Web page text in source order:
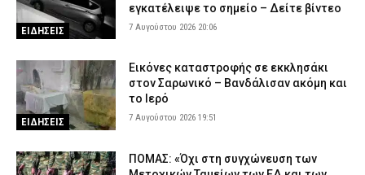
ΕΙΔΗΣΕΙΣ
εγκατέλειψε το σημείο – Δείτε βίντεο
7 Αυγούστου 2026 20:06
ΕΙΔΗΣΕΙΣ
Εικόνες καταστροφής σε εκκλησάκι
στον Σαρωνικό – Βανδάλισαν ακόμη και
το Ιερό
7 Αυγούστου 2026 19:51
ΠΟΜΑΣ: «Όχι στη συγχώνευση των